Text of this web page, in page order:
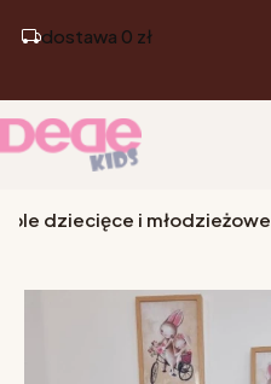
dostawa 0 zł
dziecięce i młodzieżowe